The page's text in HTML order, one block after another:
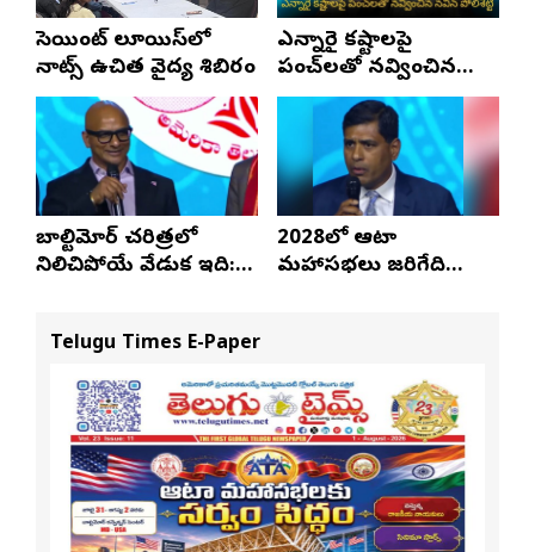
సెయింట్ లూయిస్‌లో
నాట్స్ ఉచిత వైద్య శిబిరం
ఎన్నారై కష్టాలపై
పంచ్‌లతో నవ్వించిన
నవీన్ పోలిశెట్టి
బాల్టిమోర్ చరిత్రలో
నిలిచిపోయే వేడుక ఇది:
2028లో ఆటా
మహాసభలు జరిగేది
Telugu Times E-Paper